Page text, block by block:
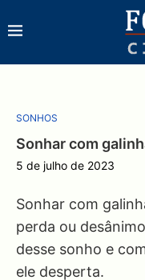
SONHOS
Sonhar com
5 de julho de 2023
Sonhar com
perda ou
desse sonho e
ele desperta.